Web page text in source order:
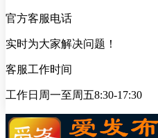
官方客服电话
实时为大家解决问题！
客服工作时间
工作日周一至周五8:30-17:30